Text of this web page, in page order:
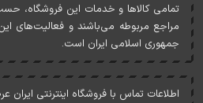
تمامی کالاها و خدمات اين فروشگاه،
مراجع مربوطه می‌باشند و فعاليت‌های
جمهوری اسلامی ايران است.
اطلاعات تماس با فروشگاه اینترنتی ایران